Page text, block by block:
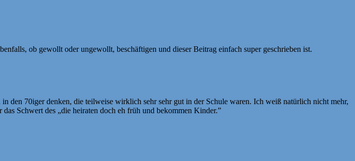
ob gewollt oder ungewollt, beschäftigen und dieser Beitrag einfach super geschrieben ist.
den 70iger denken, die teilweise wirklich sehr sehr gut in der Schule waren. Ich weiß natürlich nicht mehr,
Schwert des „die heiraten doch eh früh und bekommen Kinder.”